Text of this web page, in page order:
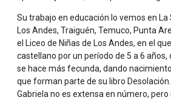
Su trabajo en educación lo vemos en
Los Andes, Traiguén, Temuco, Punta
el Liceo de Niñas de Los Andes, en el
castellano por un período de 5 a 6 años,
se hace más fecunda, dando
que forman parte de su libro
Gabriela no es extensa en número, pero
4. «Toda la vida es una lucha, pero la
nombre de la dignidad.